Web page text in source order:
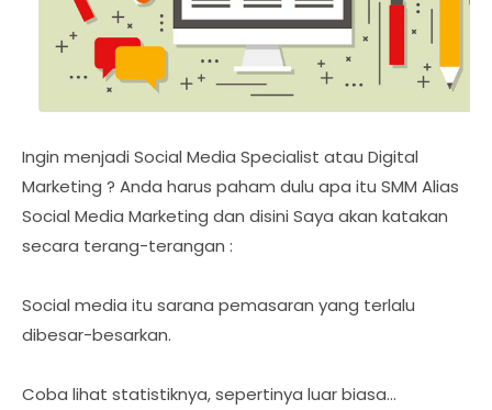
Ingin menjadi Social Media Specialist atau Digital
Marketing ? Anda harus paham dulu apa itu SMM Alias
Social Media Marketing dan disini Saya akan katakan
secara terang-terangan :
Social media itu sarana pemasaran yang terlalu
dibesar-besarkan.
Coba lihat statistiknya, sepertinya luar biasa…